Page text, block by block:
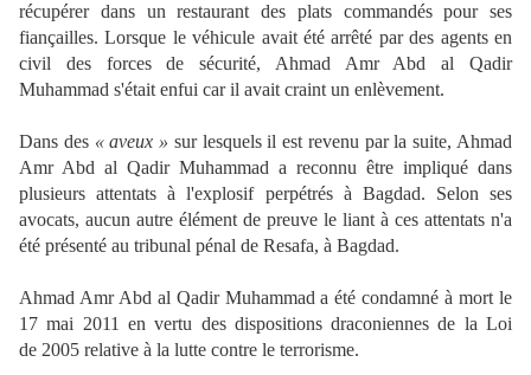
récupérer dans un restaurant des plats commandés pour ses
fiançailles. Lorsque le véhicule avait été arrêté par des agents en
civil des forces de sécurité, Ahmad Amr Abd al Qadir
Muhammad s'était enfui car il avait craint un enlèvement.
Dans des « aveux » sur lesquels il est revenu par la suite, Ahmad
Amr Abd al Qadir Muhammad a reconnu être impliqué dans
plusieurs attentats à l'explosif perpétrés à Bagdad. Selon ses
avocats, aucun autre élément de preuve le liant à ces attentats n'a
été présenté au tribunal pénal de Resafa, à Bagdad.
Ahmad Amr Abd al Qadir Muhammad a été condamné à mort le
17 mai 2011 en vertu des dispositions draconiennes de la Loi
de 2005 relative à la lutte contre le terrorisme.